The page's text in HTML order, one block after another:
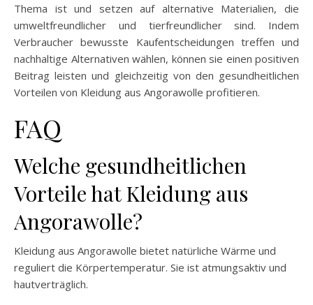
Thema ist und setzen auf alternative Materialien, die
umweltfreundlicher und tierfreundlicher sind. Indem
Verbraucher bewusste Kaufentscheidungen treffen und
nachhaltige Alternativen wählen, können sie einen positiven
Beitrag leisten und gleichzeitig von den gesundheitlichen
Vorteilen von Kleidung aus Angorawolle profitieren.
FAQ
Welche gesundheitlichen
Vorteile hat Kleidung aus
Angorawolle?
Kleidung aus Angorawolle bietet natürliche Wärme und
reguliert die Körpertemperatur. Sie ist atmungsaktiv und
hautverträglich.